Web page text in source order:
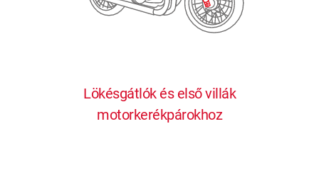
Lökésgátlók és első villák
motorkerékpárokhoz
0 1
2
4
6
7
4
6
7
4
6
7
4
6
7
4
6